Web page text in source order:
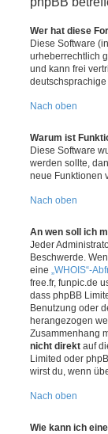
Wer hat diese
Diese Software
urheberrechtlich
und kann frei
Nach oben
Warum ist
Diese Software
werden sollte,
neue Funktionen
Nach oben
An wen soll ich
Jeder
Beschwerde.
eine „WHOIS“-
free.fr, funpic.de
dass phpBB
Benutzung oder
herangezogen
Zusammenhang
nicht direkt auf
Limited oder
wirst du, wenn
Nach oben
Wie kann ich